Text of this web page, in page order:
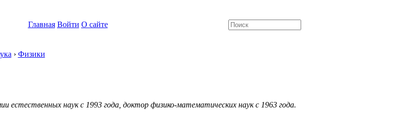
Главная Войти О сайте
› Физики
естественных наук с 1993 года, доктор физико-математических наук с 1963 года.